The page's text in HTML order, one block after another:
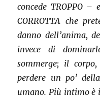
concede TROPPO
CORROTTA che
danno dell’anima,
invece di
sommerge; il
perdere un po’
umano. Più intimo è